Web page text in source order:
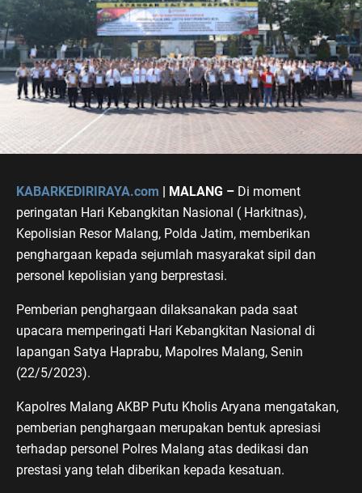
KABARKEDIRIRAYA.com | MALANG – Di moment
peringatan Hari Kebangkitan Nasional ( Harkitnas),
Kepolisian Resor Malang, Polda Jatim, memberikan
penghargaan kepada sejumlah masyarakat sipil dan
personel kepolisian yang berprestasi.
Pemberian penghargaan dilaksanakan pada saat
upacara memperingati Hari Kebangkitan Nasional di
lapangan Satya Haprabu, Mapolres Malang, Senin
(22/5/2023).
Kapolres Malang AKBP Putu Kholis Aryana mengatakan,
pemberian penghargaan merupakan bentuk apresiasi
terhadap personel Polres Malang atas dedikasi dan
prestasi yang telah diberikan kepada kesatuan.